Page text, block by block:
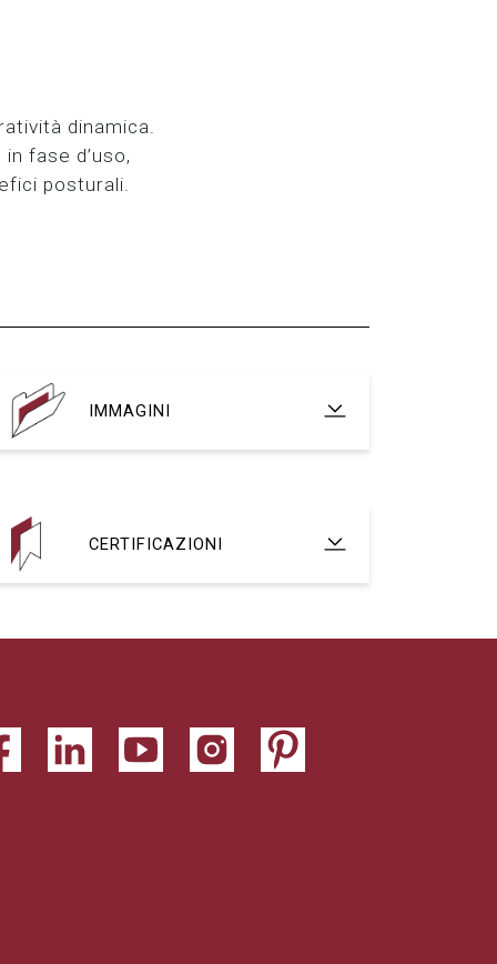
dinamica.
fase d’uso,
posturali.
IMMAGINI
CERTIFICAZIONI